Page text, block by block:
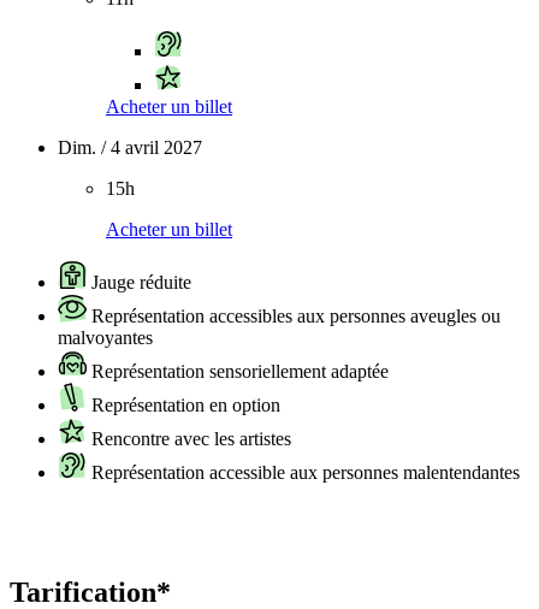
Acheter un billet
Dim. / 4 avril 2027
15h
Acheter un billet
Jauge réduite
Représentation accessibles aux personnes aveugles ou
malvoyantes
Représentation sensoriellement adaptée
Représentation en option
Rencontre avec les artistes
Représentation accessible aux personnes malentendantes
Tarification*